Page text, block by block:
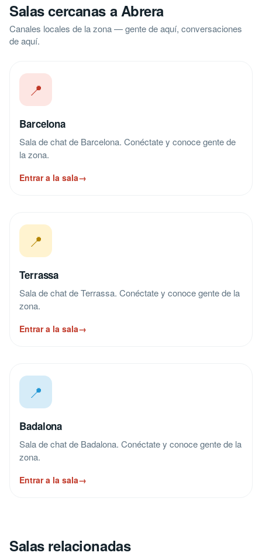
Salas cercanas a Abrera
Canales locales de la zona — gente de aquí, conversaciones
de aquí.
📍
Barcelona
Sala de chat de Barcelona. Conéctate y conoce gente de
la zona.
Entrar a la sala→
📍
Terrassa
Sala de chat de Terrassa. Conéctate y conoce gente de la
zona.
Entrar a la sala→
📍
Badalona
Sala de chat de Badalona. Conéctate y conoce gente de la
zona.
Entrar a la sala→
Salas relacionadas